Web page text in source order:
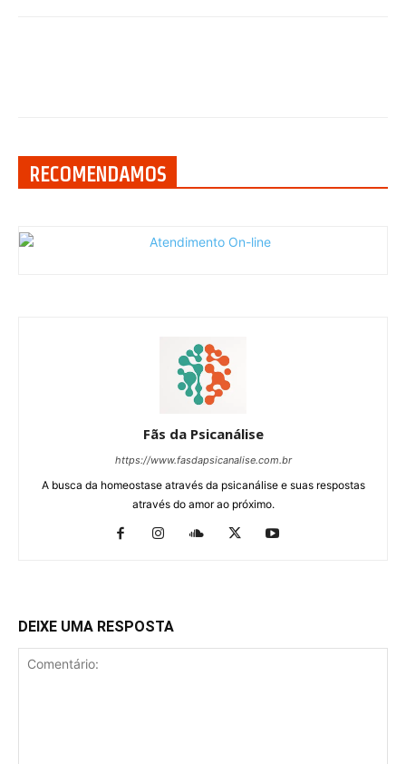
RECOMENDAMOS
Fãs da Psicanálise
https://www.fasdapsicanalise.com.br
A busca da homeostase através da psicanálise e suas respostas
através do amor ao próximo.
DEIXE UMA RESPOSTA